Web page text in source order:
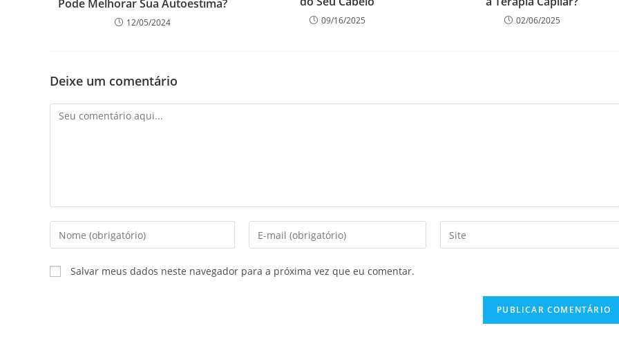
Pode Melhorar Sua Autoestima?
12/05/2024 09/16/2025 02/06/2025
Deixe um comentário
Salvar meus dados neste navegador para a próxima vez que eu comentar.